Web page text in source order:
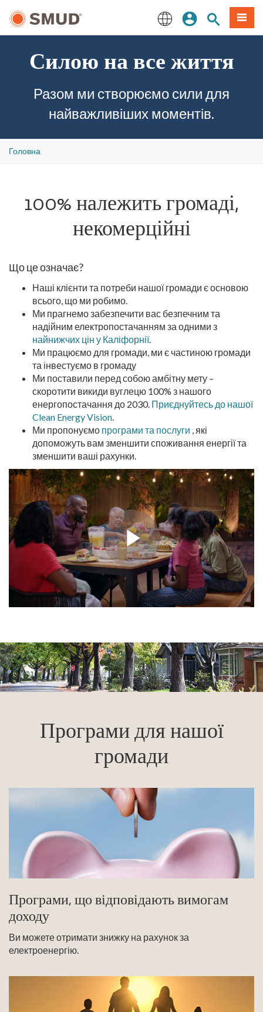
до
English
Увійдіть
Пошук по
Меню
Силою на все життя
Разом ми створюємо сили для
найважливіших моментів.
Головна
100% належить громаді,
некомерційні
Що це означає?
Наші клієнти та потреби нашої громади є основою
всього, що ми робимо.
Ми прагнемо забезпечити вас безпечним та
надійним електропостачанням за одними з
найнижчих цін у Каліфорнії.
Ми працюємо для громади, ми є частиною громади
та інвестуємо в громаду
Ми поставили перед собою амбітну мету –
скоротити викиди вуглецю 100% з нашого
енергопостачання до 2030. Приєднуйтесь до нашої
Clean Energy Vision.
Ми пропонуємо програми та послуги , які
допоможуть вам зменшити споживання енергії та
зменшити ваші рахунки.
Програми для нашої
громади
Програми, що відповідають вимогам
доходу
Ви можете отримати знижку на рахунок за
електроенергію.